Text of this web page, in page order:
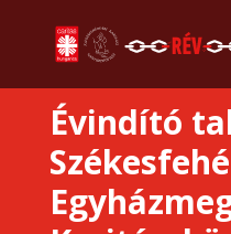
Évindító